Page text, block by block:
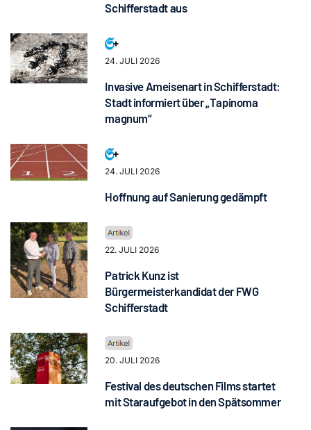
Schifferstadt aus
24. JULI 2026
Invasive Ameisenart in Schifferstadt:
Stadt informiert über „Tapinoma
magnum“
24. JULI 2026
Hoffnung auf Sanierung gedämpft
22. JULI 2026
Patrick Kunz ist
Bürgermeisterkandidat der FWG
Schifferstadt
20. JULI 2026
Festival des deutschen Films startet
mit Staraufgebot in den Spätsommer